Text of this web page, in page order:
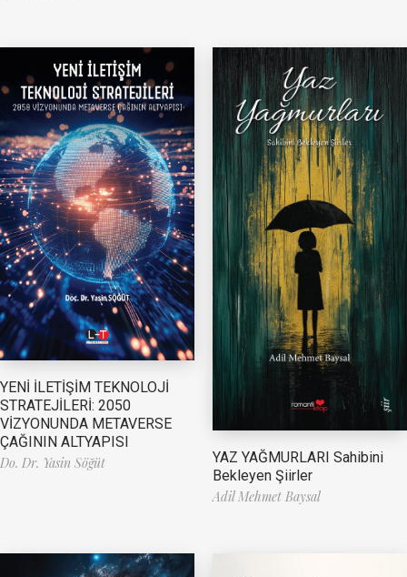
YENİ İLETİŞİM TEKNOLOJİ
STRATEJİLERİ: 2050
VİZYONUNDA METAVERSE
ÇAĞININ ALTYAPISI
Do. Dr. Yasin Söğüt
YAZ YAĞMURLARI Sahibini
Bekleyen Şiirler
Adil Mehmet Baysal